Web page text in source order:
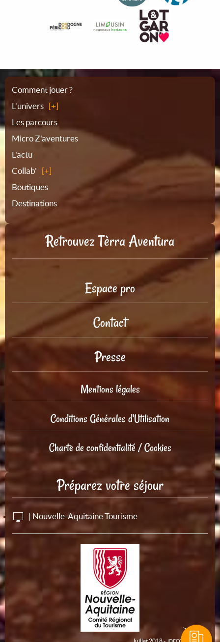
Plan
du
site
Comment jouer ?
L’univers
Les parcours
Micro Z'aventures
L'actu
Collab'
Boutiques
Destinations
Retrouvez Tèrra Aventura
Espace pro
Contact
Presse
Mentions légales
Conditions Générales d'Utilisation
Charte de confidentialité / Cookies
Préparez votre séjour
| Nouvelle-Aquitaine Tourisme